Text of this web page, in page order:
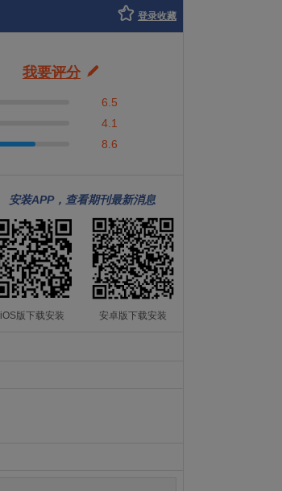
登录收藏
我要评分
6.5
4.1
8.6
安装APP，查看期刊最新消息
iOS版下载安装 安卓版下载安装